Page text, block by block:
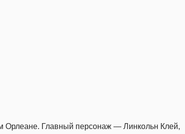
Орлеане. Главный персонаж — Линкольн Клей,